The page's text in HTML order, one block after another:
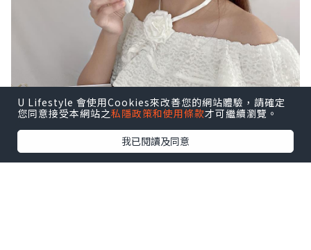
U Lifestyle 會使用Cookies來改善您的網站體驗，請確定
您同意接受本網站之私隱政策和使用條款才可繼續瀏覽。
我已閱讀及同意